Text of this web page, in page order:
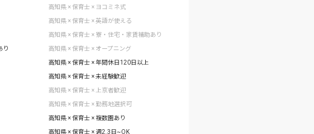
高知県 × 保育士 × ヨコミネ式
高知県 × 保育士 × 英語が使える
高知県 × 保育士 × 寮・住宅・家賃補助あり
り 高知県 × 保育士 × オープニング
高知県 × 保育士 × 年間休日120日以上
高知県 × 保育士 × 未経験歓迎
高知県 × 保育士 × 上京者歓迎
高知県 × 保育士 × 勤務地選択可
高知県 × 保育士 × 複数園あり
高知県 × 保育士 × 週2.3日~OK